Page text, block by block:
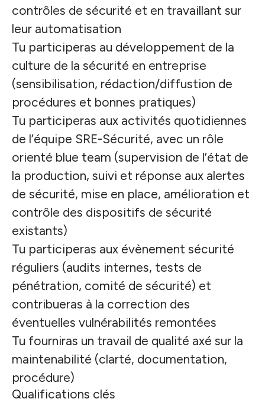
contrôles de sécurité et en travaillant sur
leur automatisation
Tu participeras au développement de la
culture de la sécurité en entreprise
(sensibilisation, rédaction/diffustion de
procédures et bonnes pratiques)
Tu participeras aux activités quotidiennes
de l’équipe SRE-Sécurité, avec un rôle
orienté blue team (supervision de l’état de
la production, suivi et réponse aux alertes
de sécurité, mise en place, amélioration et
contrôle des dispositifs de sécurité
existants)
Tu participeras aux évènement sécurité
réguliers (audits internes, tests de
pénétration, comité de sécurité) et
contribueras à la correction des
éventuelles vulnérabilités remontées
Tu fourniras un travail de qualité axé sur la
maintenabilité (clarté, documentation,
procédure)
Qualifications clés